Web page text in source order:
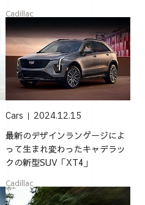
Cadillac
Cars 2024.12.15
最新のデザインランゲージによ
って生まれ変わったキャデラッ
クの新型SUV「XT4」
Cadillac